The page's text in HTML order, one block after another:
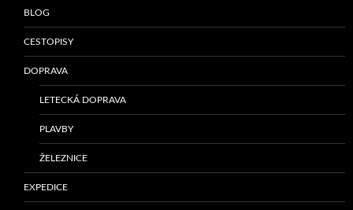
BLOG
CESTOPISY
DOPRAVA
LETECKÁ DOPRAVA
PLAVBY
ŽELEZNICE
EXPEDICE